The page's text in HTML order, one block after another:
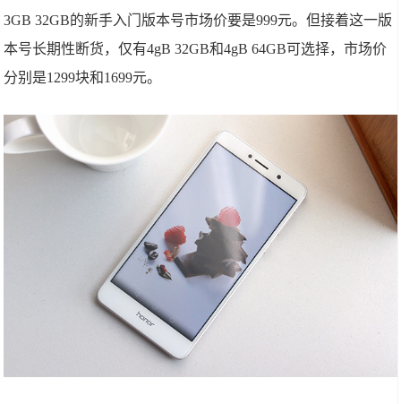
3GB 32GB的新手入门版本号市场价要是999元。但接着这一版
本号长期性断货，仅有4gB 32GB和4gB 64GB可选择，市场价
分别是1299块和1699元。